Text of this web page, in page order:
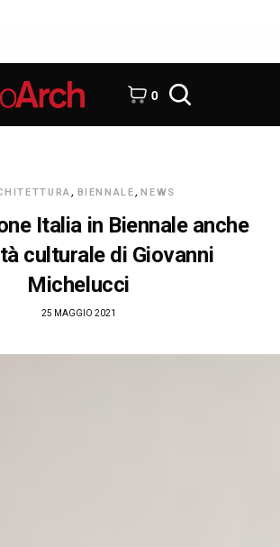
0
, BIENNALE, NEWS
Italia in Biennale anche
culturale di Giovanni
Michelucci
25 MAGGIO 2021